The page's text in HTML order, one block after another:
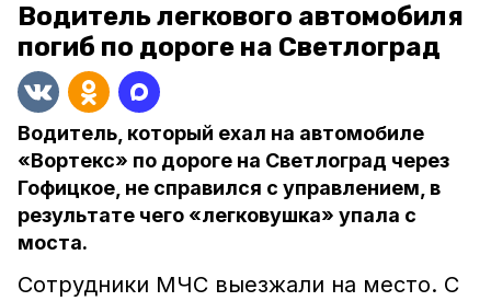
Водитель легкового автомобиля
погиб по дороге на Светлоград
Водитель, который ехал на автомобиле
«Вортекс» по дороге на Светлоград через
Гофицкое, не справился с управлением, в
результате чего «легковушка» упала с
моста.
Сотрудники МЧС выезжали на место. С